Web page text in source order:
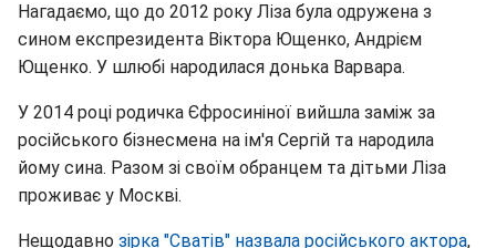
Нагадаємо, що до 2012 року Ліза була одружена з
сином експрезидента Віктора Ющенко, Андрієм
Ющенко. У шлюбі народилася донька Варвара.
У 2014 році родичка Єфросиніної вийшла заміж за
російського бізнесмена на ім'я Сергій та народила
йому сина. Разом зі своїм обранцем та дітьми Ліза
проживає у Москві.
Нещодавно зірка "Сватів" назвала російського актора,